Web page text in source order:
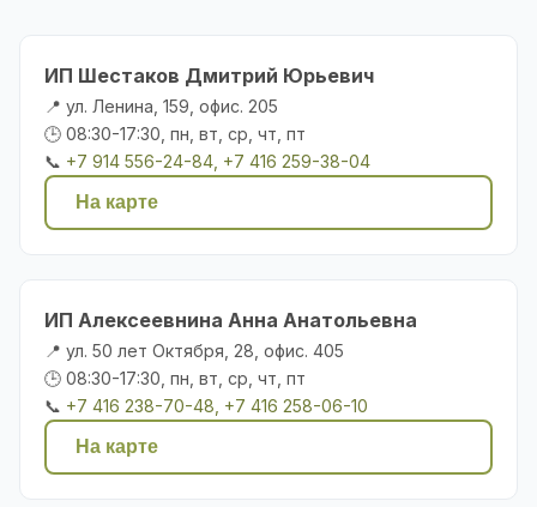
ИП Шестаков Дмитрий Юрьевич
📍 ул. Ленина, 159, офис. 205
🕒 08:30-17:30, пн, вт, ср, чт, пт
📞 +7 914 556-24-84, +7 416 259-38-04
На карте
ИП Алексеевнина Анна Анатольевна
📍 ул. 50 лет Октября, 28, офис. 405
🕒 08:30-17:30, пн, вт, ср, чт, пт
📞 +7 416 238-70-48, +7 416 258-06-10
На карте